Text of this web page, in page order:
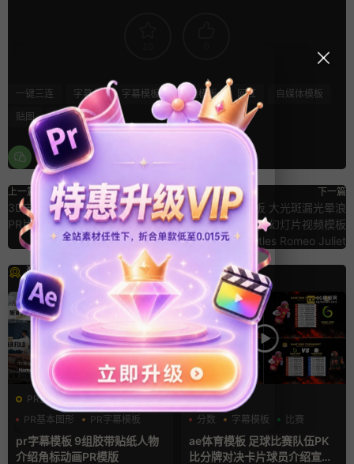
一键三连 字幕条 字幕模板 标题模板 网红
自媒体模板
贴图
贴纸
上一篇
3D电视堆开机画面LOGO展示动画
PR片头模板 Logo Old Tv
下一篇
PR婚礼片头模板 大光斑漏光晕浪
漫片头pr幻灯片视频模板
Romantic Titles Romeo Juliet
猜你喜欢
PR基本图形mogrt
PR基本图形
PR字幕模板
人物介绍
pr字幕模板 9组胶带贴纸人物
介绍角标动画PR模版
AE模板
分数
字幕模板 比赛
ae体育模板 足球比赛队伍PK
比分牌对决卡片球员介绍宣传